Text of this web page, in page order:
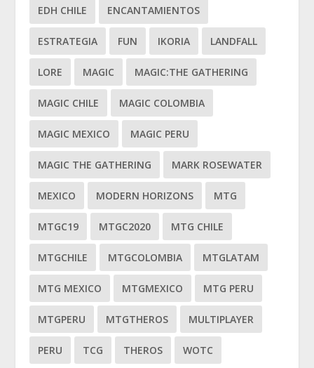
EDH CHILE ENCANTAMIENTOS
ESTRATEGIA FUN IKORIA LANDFALL
LORE MAGIC MAGIC:THE GATHERING
MAGIC CHILE MAGIC COLOMBIA
MAGIC MEXICO MAGIC PERU
MAGIC THE GATHERING MARK ROSEWATER
MEXICO MODERN HORIZONS MTG
MTGC19 MTGC2020 MTG CHILE
MTGCHILE MTGCOLOMBIA MTGLATAM
MTG MEXICO MTGMEXICO MTG PERU
MTGPERU MTGTHEROS MULTIPLAYER
PERU TCG THEROS WOTC